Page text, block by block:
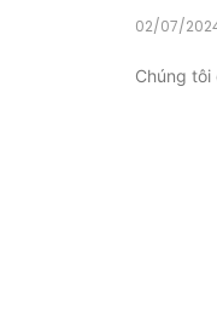
02/07/
Chúng